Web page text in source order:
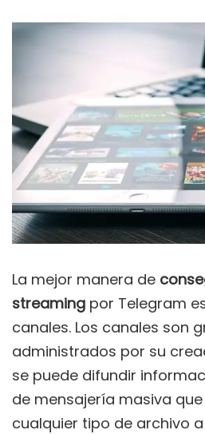
La mejor manera de
streaming por Telegram
canales. Los canales son
administrados por su
se puede difundir
de mensajería masiva
cualquier tipo de archivo